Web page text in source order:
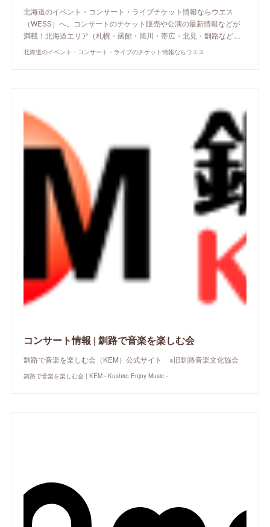
北海道のイベント・コンサート・ライブチケット情報ならウエス
（WESS）へ。コンサートのチケット販売や公演の最新情報などが
満載！北海道エリア（札幌・函館・旭川・帯広・北見・釧路など…
北海道のイベント・コンサート・ライブのチケット情報ならウエス
コンサート情報 | 釧路で音楽を楽しむ会
釧路で音楽を楽しむ会（KEM）公式サイト ※旧釧路音楽文化協会
釧路で音楽を楽しむ会 | KEM - Kushiro Enjoy Music -